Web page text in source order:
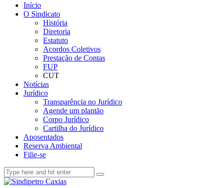
Início
O Sindicato
História
Diretoria
Estatuto
Acordos Coletivos
Prestação de Contas
FUP
CUT
Notícias
Jurídico
Transparência no Jurídico
Agende um plantão
Corpo Jurídico
Cartilha do Jurídico
Aposentados
Reserva Ambiental
Filie-se